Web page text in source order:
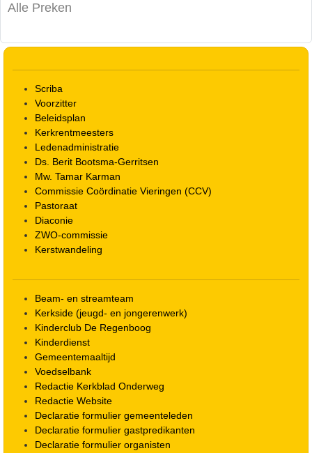
Alle Preken
Scriba
Voorzitter
Beleidsplan
Kerkrentmeesters
Ledenadministratie
Ds. Berit Bootsma-Gerritsen
Mw. Tamar Karman
Commissie Coördinatie Vieringen (CCV)
Pastoraat
Diaconie
ZWO-commissie
Kerstwandeling
Beam- en streamteam
Kerkside (jeugd- en jongerenwerk)
Kinderclub De Regenboog
Kinderdienst
Gemeentemaaltijd
Voedselbank
Redactie Kerkblad Onderweg
Redactie Website
Declaratie formulier gemeenteleden
Declaratie formulier gastpredikanten
Declaratie formulier organisten